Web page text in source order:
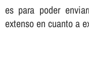
es para poder
extenso en cuanto a